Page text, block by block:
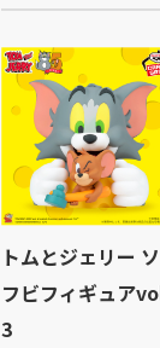
トムとジェリー ソ
フビフィギュア
3